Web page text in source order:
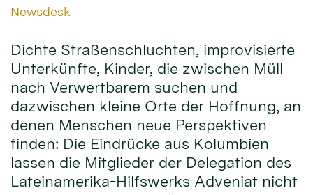
Von:
Newsdesk
Dichte Straßenschluchten, improvisierte
Unterkünfte, Kinder, die zwischen Müll
nach Verwertbarem suchen und
dazwischen kleine Orte der Hoffnung, an
denen Menschen neue Perspektiven
finden: Die Eindrücke aus Kolumbien
lassen die Mitglieder der Delegation des
Lateinamerika-Hilfswerks Adveniat nicht